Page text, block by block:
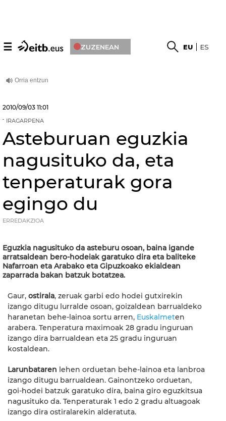
☰ ZUZENEAN EU ES
2010/09/03 11:01
IRAGARPENA
Asteburuan eguzkia
nagusituko da, eta
tenperaturak gora
egingo du
ERREDAKZIOA
Eguzkia nagusituko da asteburu osoan, baina igande
arratsaldean bero-hodeiak garatuko dira eta baliteke
Nafarroan eta Arabako eta Gipuzkoako ekialdean
zaparrada bakan batzuk botatzea.
Gaur, ostirala, zeruak garbi edo hodei gutxirekin
izango ditugu lurralde osoan, goizaldean barrualdeko
haranetan behe-lainoa sortu arren, Euskalmeten
arabera. Tenperatura maximoak 28 gradu inguruan
izango dira barrualdean eta 25 gradu inguruan
kostaldean.
Larunbataren lehen orduetan behe-lainoa eta lanbroa
izango ditugu barrualdean. Gainontzeko orduetan,
goi-hodei batzuk garatuko dira, baina giro eguzkitsua
nagusituko da. Tenperaturak 1 edo 2 gradu altuagoak
izango dira ostiralarekin alderatuta.